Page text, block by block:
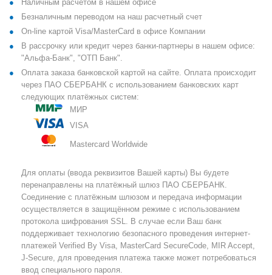
Наличным расчетом в нашем офисе
Безналичным переводом на наш расчетный счет
On-line картой Visa/MasterCard в офисе Компании
В рассрочку или кредит через банки-партнеры в нашем офисе:
"Альфа-Банк", "ОТП Банк".
Оплата заказа банковской картой на сайте. Оплата происходит
через ПАО СБЕРБАНК с использованием банковских карт
следующих платёжных систем:
МИР
VISA
Mastercard Worldwide
Для оплаты (ввода реквизитов Вашей карты) Вы будете
перенаправлены на платёжный шлюз ПАО СБЕРБАНК.
Соединение с платёжным шлюзом и передача информации
осуществляется в защищённом режиме с использованием
протокола шифрования SSL. В случае если Ваш банк
поддерживает технологию безопасного проведения интернет-
платежей Verified By Visa, MasterCard SecureCode, MIR Accept,
J-Secure, для проведения платежа также может потребоваться
ввод специального пароля.